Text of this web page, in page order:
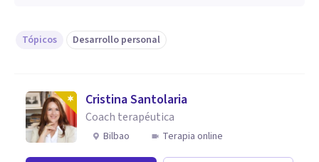
Tópicos Desarrollo personal
Cristina Santolaria
Coach terapéutica
Bilbao Terapia online